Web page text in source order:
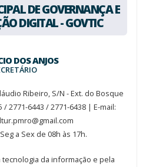
DE GOVERNANÇA E
DIGITAL - GOVTIC
DOS ANJOS
Ribeiro, S/N - Ext. do Bosque
2771-6443 / 2771-6438 | E-mail:
a Sex de 08h às 17h.
da informação e pela